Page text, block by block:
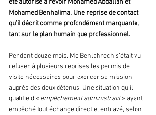
été autorisé à revoir Mohamed Abdallah et
Mohamed Benhalima. Une reprise de contact
qu’il décrit comme profondément marquante,
tant sur le plan humain que professionnel.
Pendant douze mois, Me Benlahrech s’était vu
refuser à plusieurs reprises les permis de
visite nécessaires pour exercer sa mission
auprès des deux détenus. Une situation qu’il
qualifie d’« empêchement administratif » ayant
empêché tout échange direct et entravé, selon